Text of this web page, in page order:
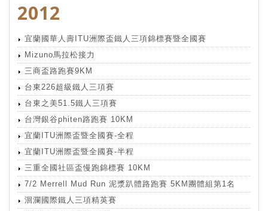
2012
宜蘭國華人壽ITU洲際盃鐵人三項錦標賽暨全國賽
Mizuno馬拉松接力
三商盃路跑賽9KM
台東226超級鐵人三項賽
台東之美51.5鐵人三項賽
台灣銀谷phiten路跑賽 10KM
宜蘭ITU洲際盃暨全國賽-全程
宜蘭ITU洲際盃暨全國賽-半程
三重全國社區盃慢跑錦標賽 10KM
7/2 Merrell Mud Run 泥漿趴體路跑賽 5KM團體組第1名
洄瀾國際鐵人三項精英賽